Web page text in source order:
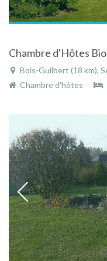
Bois-Guilbert (18 km), Seine-
Chambre d'hôtes